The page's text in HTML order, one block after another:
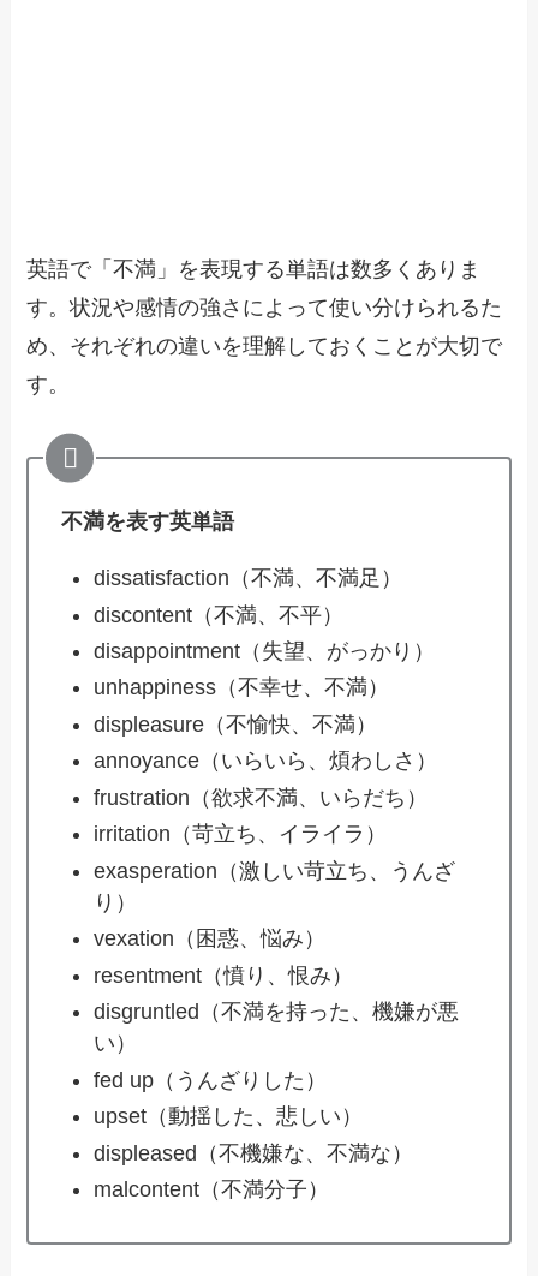
英語で「不満」を表現する単語は数多くありま
す。状況や感情の強さによって使い分けられるた
め、それぞれの違いを理解しておくことが大切で
す。
不満を表す英単語
dissatisfaction（不満、不満足）
discontent（不満、不平）
disappointment（失望、がっかり）
unhappiness（不幸せ、不満）
displeasure（不愉快、不満）
annoyance（いらいら、煩わしさ）
frustration（欲求不満、いらだち）
irritation（苛立ち、イライラ）
exasperation（激しい苛立ち、うんざ
り）
vexation（困惑、悩み）
resentment（憤り、恨み）
disgruntled（不満を持った、機嫌が悪
い）
fed up（うんざりした）
upset（動揺した、悲しい）
displeased（不機嫌な、不満な）
malcontent（不満分子）